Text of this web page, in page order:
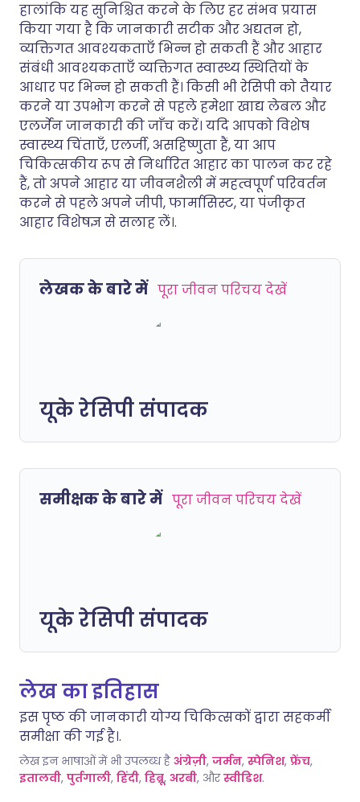
हालांकि यह सुनिश्चित करने के लिए हर संभव प्रयास
किया गया है कि जानकारी सटीक और अद्यतन हो,
व्यक्तिगत आवश्यकताएँ भिन्न हो सकती हैं और आहार
संबंधी आवश्यकताएँ व्यक्तिगत स्वास्थ्य स्थितियों के
आधार पर भिन्न हो सकती हैं। किसी भी रेसिपी को तैयार
करने या उपभोग करने से पहले हमेशा खाद्य लेबल और
एलर्जेन जानकारी की जाँच करें। यदि आपको विशेष
स्वास्थ्य चिंताएँ, एलर्जी, असहिष्णुता हैं, या आप
चिकित्सकीय रूप से निर्धारित आहार का पालन कर रहे
हैं, तो अपने आहार या जीवनशैली में महत्वपूर्ण परिवर्तन
करने से पहले अपने जीपी, फार्मासिस्ट, या पंजीकृत
आहार विशेषज्ञ से सलाह लें।.
लेखक के बारे में पूरा जीवन परिचय देखें
यूके रेसिपी संपादक
समीक्षक के बारे में पूरा जीवन परिचय देखें
यूके रेसिपी संपादक
लेख का इतिहास
इस पृष्ठ की जानकारी योग्य चिकित्सकों द्वारा सहकर्मी
समीक्षा की गई है।.
लेख इन भाषाओं में भी उपलब्ध है अंग्रेज़ी, जर्मन, स्पेनिश, फ्रेंच,
इतालवी, पुर्तगाली, हिंदी, हिब्रू, अरबी, औरस्वीडिश.